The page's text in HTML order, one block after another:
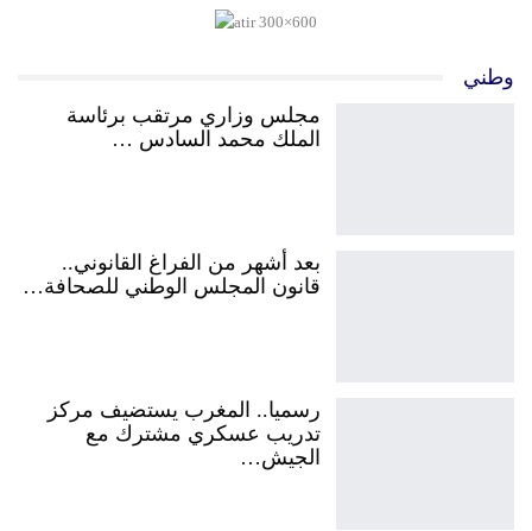
وطني
مجلس وزاري مرتقب برئاسة
الملك محمد السادس …
بعد أشهر من الفراغ القانوني..
قانون المجلس الوطني للصحافة…
رسميا.. المغرب يستضيف مركز
تدريب عسكري مشترك مع
الجيش…